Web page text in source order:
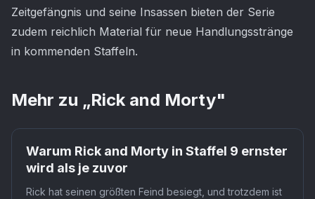
Zeitgefängnis und seine Insassen bieten der Serie
zudem reichlich Material für neue Handlungsstränge
in kommenden Staffeln.
Mehr zu „Rick and Morty"
Warum Rick and Morty in Staffel 9 ernster
wird als je zuvor
Rick hat seinen größten Feind besiegt, und trotzdem ist